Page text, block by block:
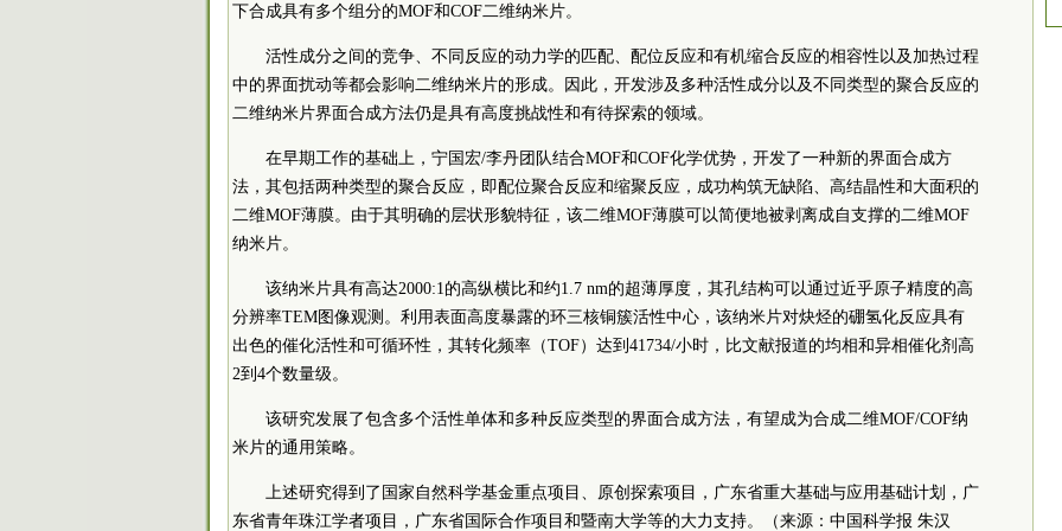
下合成具有多个组分的MOF和COF二维纳米片。
活性成分之间的竞争、不同反应的动力学的匹配、配位反应和有机缩合反应的相容性以及加热过程
中的界面扰动等都会影响二维纳米片的形成。因此，开发涉及多种活性成分以及不同类型的聚合反应的
二维纳米片界面合成方法仍是具有高度挑战性和有待探索的领域。
在早期工作的基础上，宁国宏/李丹团队结合MOF和COF化学优势，开发了一种新的界面合成方
法，其包括两种类型的聚合反应，即配位聚合反应和缩聚反应，成功构筑无缺陷、高结晶性和大面积的
二维MOF薄膜。由于其明确的层状形貌特征，该二维MOF薄膜可以简便地被剥离成自支撑的二维MOF
纳米片。
该纳米片具有高达2000:1的高纵横比和约1.7 nm的超薄厚度，其孔结构可以通过近乎原子精度的高
分辨率TEM图像观测。利用表面高度暴露的环三核铜簇活性中心，该纳米片对炔烃的硼氢化反应具有
出色的催化活性和可循环性，其转化频率（TOF）达到41734/小时，比文献报道的均相和异相催化剂高
2到4个数量级。
该研究发展了包含多个活性单体和多种反应类型的界面合成方法，有望成为合成二维MOF/COF纳
米片的通用策略。
上述研究得到了国家自然科学基金重点项目、原创探索项目，广东省重大基础与应用基础计划，广
东省青年珠江学者项目，广东省国际合作项目和暨南大学等的大力支持。（来源：中国科学报 朱汉